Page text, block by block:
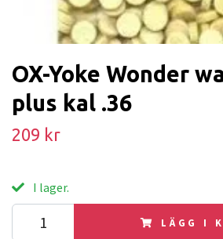
OX-Yoke Wonder
plus kal .36
209 kr
I lager.
LÄGG I